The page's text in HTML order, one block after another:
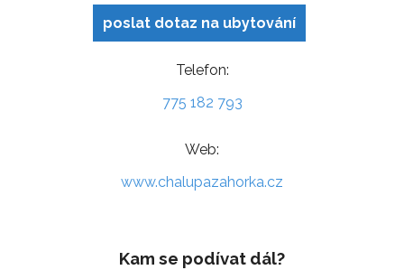
poslat dotaz na ubytování
Telefon:
775 182 793
Web:
www.chalupazahorka.cz
Kam se podívat dál?